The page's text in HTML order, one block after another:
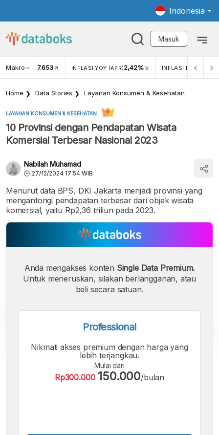
Indonesia
Masuk
Makro
USD/IDR 17.653 INFLASI YOY (APR)2,42% INFLASI MOM (APR)
Home Data Stories Layanan Konsumen & Kesehatan
LAYANAN KONSUMEN & KESEHATAN
10 Provinsi dengan Pendapatan Wisata
Komersial Terbesar Nasional 2023
Nabilah Muhamad
27/12/2024 17:54 WIB
Menurut data BPS, DKI Jakarta menjadi provinsi yang
mengantongi pendapatan terbesar dari objek wisata
komersial, yaitu Rp2,36 triliun pada 2023.
Font
A
Font
A
Font
Anda mengakses konten Single Data Premium.
Untuk meneruskan, silakan berlangganan, atau
beli secara satuan.
Professional
Nikmati akses premium dengan harga yang
lebih terjangkau.
Mulai dari
Rp300.000 150.000/bulan